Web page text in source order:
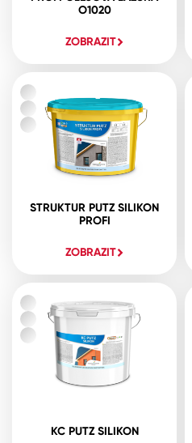
O1020
ZOBRAZIT
STRUKTUR PUTZ SILIKON
PROFI
ZOBRAZIT
KC PUTZ SILIKON